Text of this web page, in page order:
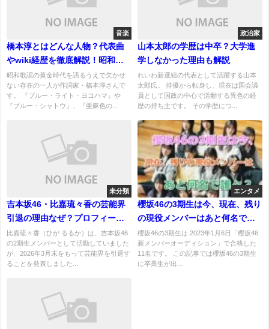
音楽
橋本淳とはどんな人物？代表曲
やwiki経歴を徹底解説！昭和歌
謡を支えた名作詞家
昭和歌謡の黄金時代を語るうえで欠かせ
ない存在の一人が作詞家・橋本淳さんで
す。 『ブルー・ライト・ヨコハマ』や
『ブルー・シャトウ』、『亜麻色の...
政治家
山本太郎の学歴は中卒？大学進
学しなかった理由も解説
れいわ新選組の代表として活躍する山本
太郎氏。 俳優から転身し、現在は国会議
員として国政の中心で活動する異色の経
歴の持ち主です。 その学歴につ...
未分類
吉本坂46・比嘉琉々香の芸能界
引退の理由なぜ？プロフィール
経歴学歴！
比嘉琉々香（ひが るるか）は、吉本坂46
の2期生メンバーとして活動していました
が、2026年3月末をもって芸能界を引退す
ることを発表しました...
エンタメ
櫻坂46の3期生は今、現在、残り
の現役メンバーはあと何名で
誰々？在籍中と卒業生一覧！
櫻坂46の3期生は 2023年1月6日「櫻坂46
新メンバーオーディション」で合格した
11名です。 この記事では櫻坂46の3期生
に卒業生が出...